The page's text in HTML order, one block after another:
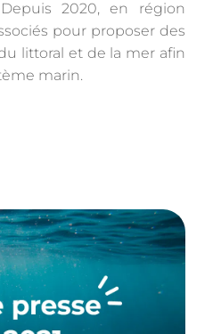
2020, en région
pour proposer des
littoral et de la mer afin
marin.